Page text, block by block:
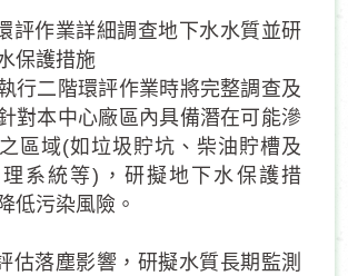
評作業詳細調查地下水水質並研
保護措施
二階環評作業時將完整調查及
對本中心廠區內具備潛在可能滲
區域(如垃圾貯坑、柴油貯槽及
系統等)，研擬地下水保護措
低污染風險。
估落塵影響，研擬水質長期監測